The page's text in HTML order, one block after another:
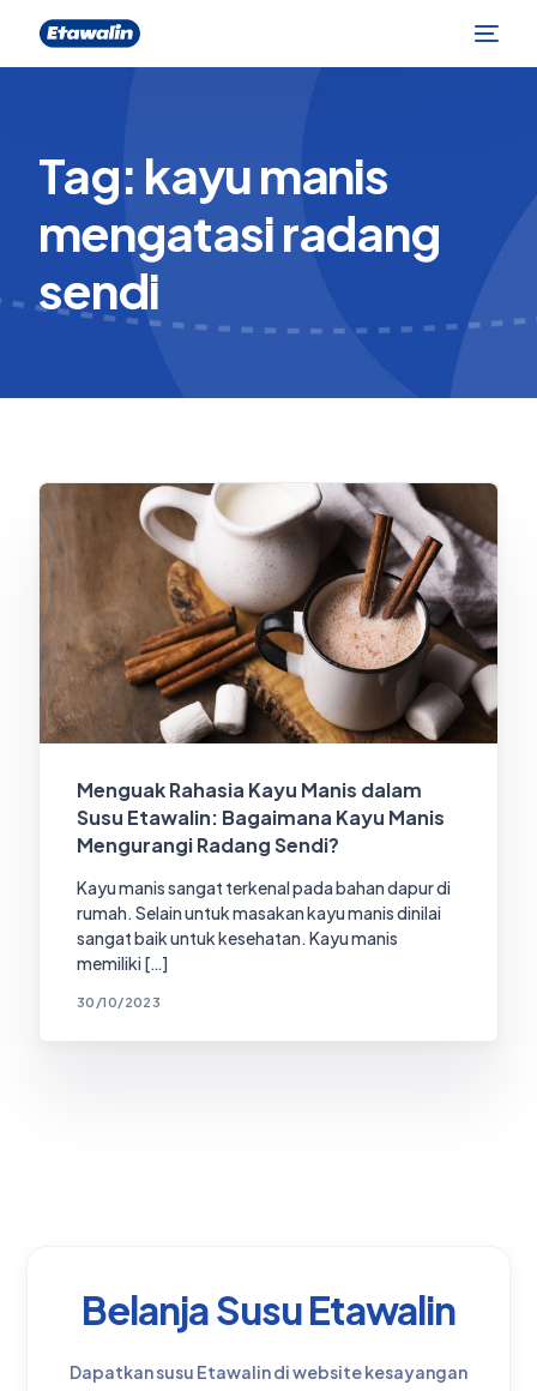
Tag: kayu manis
mengatasi radang
sendi
Menguak Rahasia Kayu Manis dalam
Susu Etawalin: Bagaimana Kayu Manis
Mengurangi Radang Sendi?
Kayu manis sangat terkenal pada bahan dapur di
rumah. Selain untuk masakan kayu manis dinilai
sangat baik untuk kesehatan. Kayu manis
memiliki […]
30/10/2023
Belanja Susu Etawalin
Dapatkan susu Etawalin di website kesayangan